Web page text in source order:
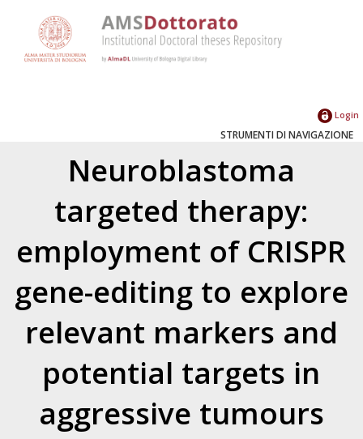
Login
STRUMENTI DI NAVIGAZIONE
Neuroblastoma
targeted therapy:
employment of CRISPR
gene-editing to explore
relevant markers and
potential targets in
aggressive tumours